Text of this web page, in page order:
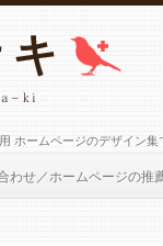
ホームページのデザイン集
わせ／ホームページの推